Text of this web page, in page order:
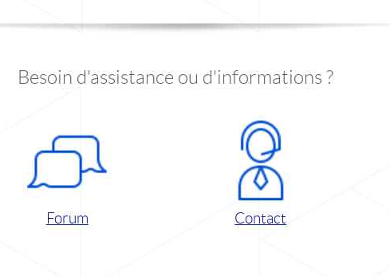
Besoin d'assistance ou d'informations ?
Forum Contact